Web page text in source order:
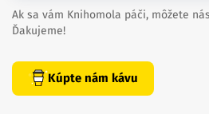
Ak sa vám Knihomola páči, môžete
Ďakujeme!
Kúpte nám kávu